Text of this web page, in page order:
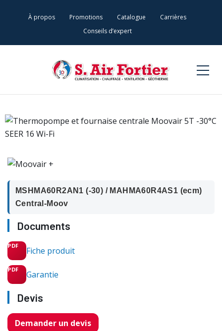
À propos Promotions Catalogue
Carrières
Conseils d’expert
MSHMA60R2AN1 (-30) / MAHMA60R4AS1 (ecm)
Central-Moov
Documents
Fiche produit
Garantie
Devis
Demander un devis